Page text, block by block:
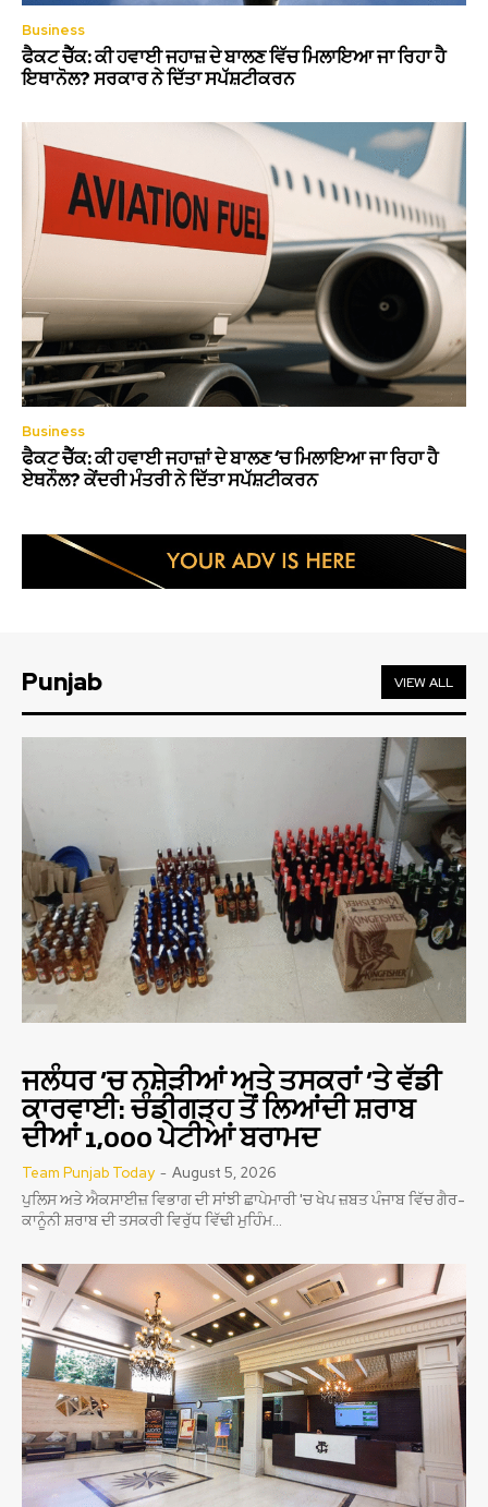
Business
ਫੈਕਟ ਚੈੱਕ: ਕੀ ਹਵਾਈ ਜਹਾਜ਼ ਦੇ ਬਾਲਣ ਵਿੱਚ ਮਿਲਾਇਆ ਜਾ ਰਿਹਾ ਹੈ
ਇਥਾਨੋਲ? ਸਰਕਾਰ ਨੇ ਦਿੱਤਾ ਸਪੱਸ਼ਟੀਕਰਨ
Business
ਫੈਕਟ ਚੈੱਕ: ਕੀ ਹਵਾਈ ਜਹਾਜ਼ਾਂ ਦੇ ਬਾਲਣ ‘ਚ ਮਿਲਾਇਆ ਜਾ ਰਿਹਾ ਹੈ
ਏਥਨੌਲ? ਕੇਂਦਰੀ ਮੰਤਰੀ ਨੇ ਦਿੱਤਾ ਸਪੱਸ਼ਟੀਕਰਨ
Punjab VIEW ALL
ਜਲੰਧਰ ‘ਚ ਨਸ਼ੇੜੀਆਂ ਅਤੇ ਤਸਕਰਾਂ ‘ਤੇ ਵੱਡੀ
ਕਾਰਵਾਈ: ਚੰਡੀਗੜ੍ਹ ਤੋਂ ਲਿਆਂਦੀ ਸ਼ਰਾਬ
ਦੀਆਂ 1,000 ਪੇਟੀਆਂ ਬਰਾਮਦ
Team Punjab Today - August 5, 2026
ਪੁਲਿਸ ਅਤੇ ਐਕਸਾਈਜ਼ ਵਿਭਾਗ ਦੀ ਸਾਂਝੀ ਛਾਪੇਮਾਰੀ 'ਚ ਖੇਪ ਜ਼ਬਤ ਪੰਜਾਬ ਵਿੱਚ ਗੈਰ-
ਕਾਨੂੰਨੀ ਸ਼ਰਾਬ ਦੀ ਤਸਕਰੀ ਵਿਰੁੱਧ ਵਿੱਢੀ ਮੁਹਿੰਮ...